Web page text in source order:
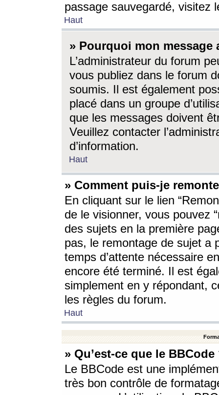
passage sauvegardé, visitez
Haut
» Pourquoi mon message
L’administrateur du forum
vous publiez dans le forum
soumis. Il est également
placé dans un groupe
que les messages doivent
Veuillez contacter
d’information.
Haut
» Comment puis-je
En cliquant sur le lien
de le visionner, vous pouvez
des sujets en la première
pas, le remontage de sujet a
temps d’attente nécessaire
encore été terminé. Il est
simplement en y répondant,
les règles du forum.
Haut
» Qu’est-ce que le BBCode
Le BBCode est une
très bon contrôle de